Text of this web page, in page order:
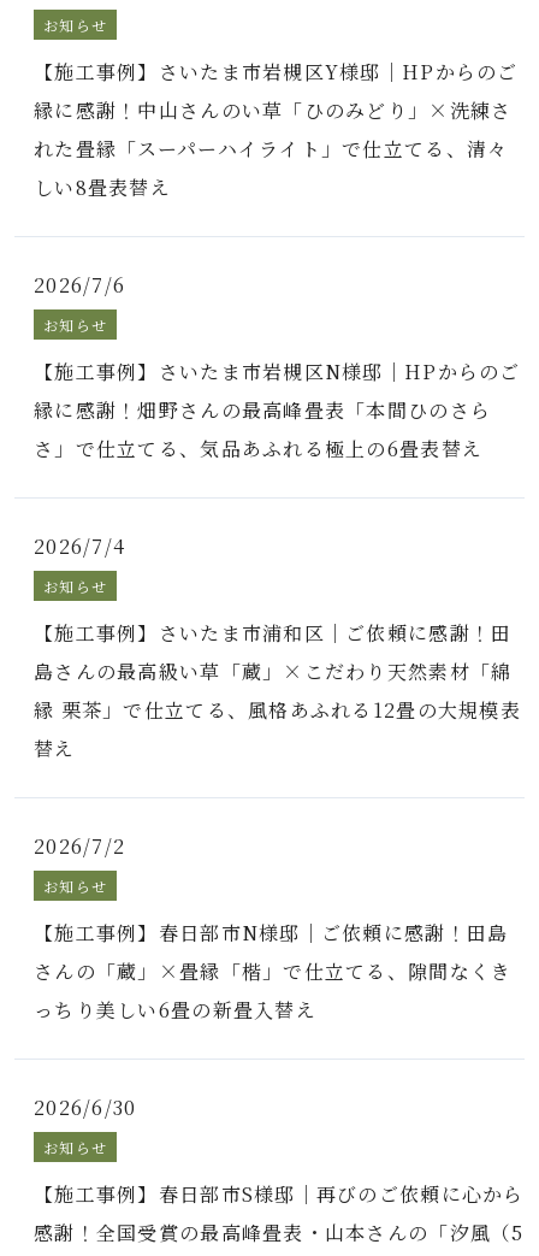
お知らせ
【施工事例】さいたま市岩槻区Y様邸｜HPからのご
縁に感謝！中山さんのい草「ひのみどり」×洗練さ
れた畳縁「スーパーハイライト」で仕立てる、清々
しい8畳表替え
2026/7/6
お知らせ
【施工事例】さいたま市岩槻区N様邸｜HPからのご
縁に感謝！畑野さんの最高峰畳表「本間ひのさら
さ」で仕立てる、気品あふれる極上の6畳表替え
2026/7/4
お知らせ
【施工事例】さいたま市浦和区｜ご依頼に感謝！田
島さんの最高級い草「蔵」×こだわり天然素材「綿
縁 栗茶」で仕立てる、風格あふれる12畳の大規模表
替え
2026/7/2
お知らせ
【施工事例】春日部市N様邸｜ご依頼に感謝！田島
さんの「蔵」×畳縁「楷」で仕立てる、隙間なくき
っちり美しい6畳の新畳入替え
2026/6/30
お知らせ
【施工事例】春日部市S様邸｜再びのご依頼に心から
感謝！全国受賞の最高峰畳表・山本さんの「汐風（5